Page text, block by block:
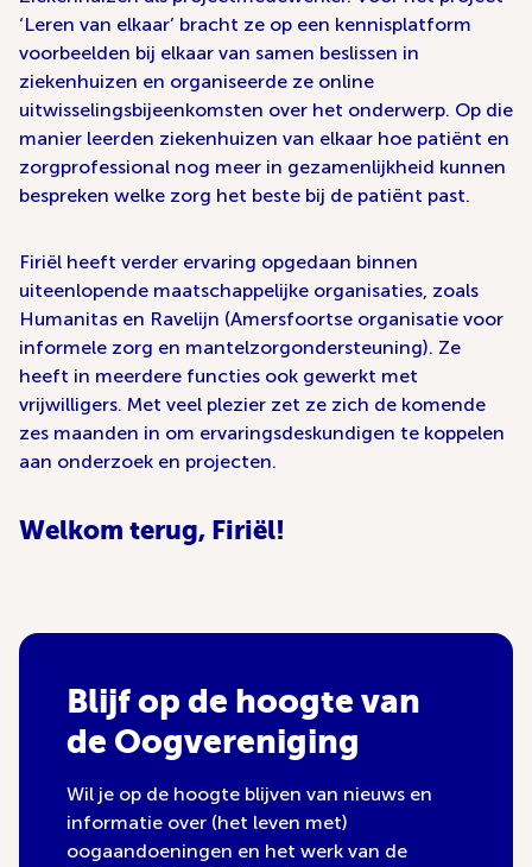
‘Leren van elkaar’ bracht ze op een kennisplatform
voorbeelden bij elkaar van samen beslissen in
ziekenhuizen en organiseerde ze online
uitwisselingsbijeenkomsten over het onderwerp. Op die
manier leerden ziekenhuizen van elkaar hoe patiënt en
zorgprofessional nog meer in gezamenlijkheid kunnen
bespreken welke zorg het beste bij de patiënt past.
Firiël heeft verder ervaring opgedaan binnen
uiteenlopende maatschappelijke organisaties, zoals
Humanitas en Ravelijn (Amersfoortse organisatie voor
informele zorg en mantelzorgondersteuning). Ze
heeft in meerdere functies ook gewerkt met
vrijwilligers. Met veel plezier zet ze zich de komende
zes maanden in om ervaringsdeskundigen te koppelen
aan onderzoek en projecten.
Welkom terug, Firiël!
Blijf op de hoogte van
de Oogvereniging
Wil je op de hoogte blijven van nieuws en
informatie over (het leven met)
oogaandoeningen en het werk van de